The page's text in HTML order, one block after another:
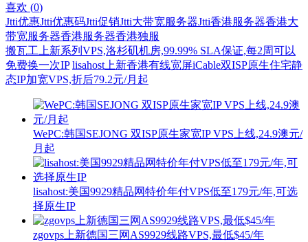
喜欢 (0)
Jtti优惠Jtti优惠码Jtti促销Jtti大带宽服务器Jtti香港服务器香港大
带宽服务器香港服务器香港独服
搬瓦工上新系列VPS,洛杉矶机房,99.99% SLA保证,每2周可以
免费换一次IP lisahost上新香港有线宽屏iCable双ISP原生住宅静
态IP加宽VPS,折后79.2元/月起
WePC:韩国SEJONG 双ISP原生家宽IP VPS上线,24.9澳元/
月起
lisahost:美国9929精品网特价年付VPS低至179元/年,可选
择原生IP
zgovps上新德国三网AS9929线路VPS,最低$45/年